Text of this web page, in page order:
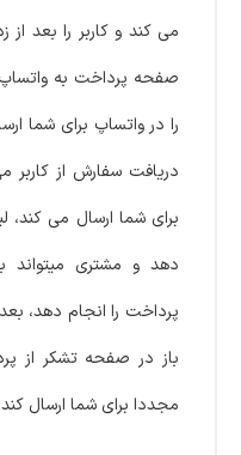
می کند و کاربر را بعد
صفحه پرداخت به
را در واتساپ برای شما
دریافت سفارش از کاربر
برای شما ارسال می کند،
دهد و مشتری میتواند
پرداخت را انجام دهد،
باز در صفحه تشکر از
مجددا برای شما ارسال کند.